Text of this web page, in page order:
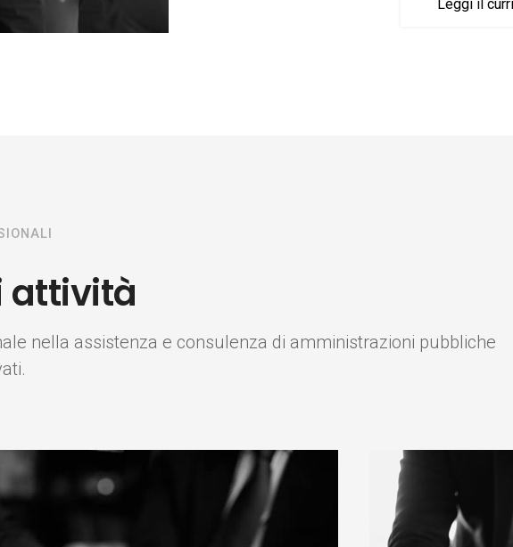
Leggi il
attività
nella assistenza e consulenza di amministrazioni pubbliche